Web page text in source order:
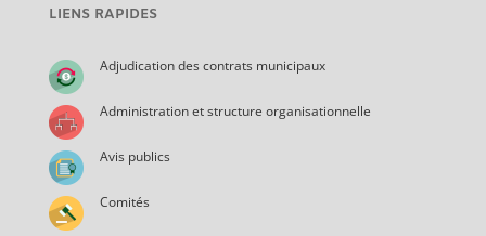
LIENS RAPIDES
Adjudication des contrats municipaux
Administration et structure organisationnelle
Avis publics
Comités